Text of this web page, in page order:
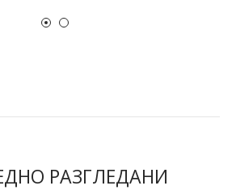
РАЗГЛЕДАНИ